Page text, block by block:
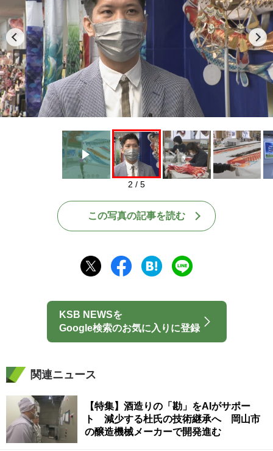
Play
2 / 5
この写真の記事を読む
KSB NEWSを
Google検索のお気に入りに登録
関連ニュース
【特集】酒造りの「勘」をAIがサポー
ト 減少する杜氏の技術継承へ 岡山市
の醸造機械メーカーで開発進む